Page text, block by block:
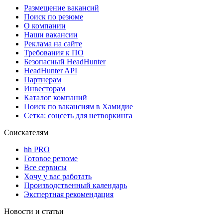
Размещение вакансий
Поиск по резюме
О компании
Наши вакансии
Реклама на сайте
Требования к ПО
Безопасный HeadHunter
HeadHunter API
Партнерам
Инвесторам
Каталог компаний
Поиск по вакансиям в Хамидие
Сетка: соцсеть для нетворкинга
Соискателям
hh PRO
Готовое резюме
Все сервисы
Хочу у вас работать
Производственный календарь
Экспертная рекомендация
Новости и статьи